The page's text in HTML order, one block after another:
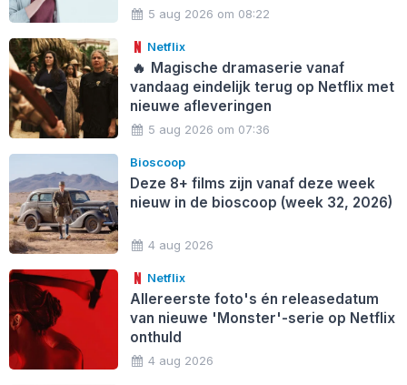
5 aug 2026 om 08:22
Netflix
🔥 Magische dramaserie vanaf
vandaag eindelijk terug op Netflix met
nieuwe afleveringen
5 aug 2026 om 07:36
Bioscoop
Deze 8+ films zijn vanaf deze week
nieuw in de bioscoop (week 32, 2026)
4 aug 2026
Netflix
Allereerste foto's én releasedatum
van nieuwe 'Monster'-serie op Netflix
onthuld
4 aug 2026